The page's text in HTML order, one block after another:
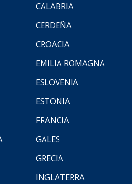
CALABRIA
CERDEÑA
CROACIA
EMILIA ROMAGNA
ESLOVENIA
ESTONIA
FRANCIA
GALES
GRECIA
INGLATERRA